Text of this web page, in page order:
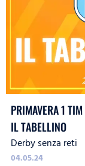
PRIMAVERA 1
IL TABELLINO
Derby senza reti
04.05.24